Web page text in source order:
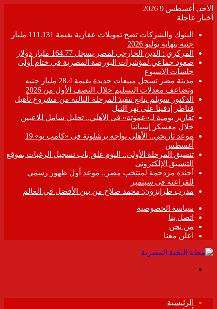
الأحد, أغسطس 9 2026
أخبار عاجلة
البنوك والشركات تضخ تمويلات عقارية بقيمة 111.131 مليار
جنيه بنهاية يوليو 2026
المركزي : الدين الخارجي لمصر يسجل 164.77 مليار دولار
صعود جماعي لمؤشرات البورصة المصرية في ختام أولى
جلسات الأسبوع
مدينة مصر تسجل مبيعات جديدة بقيمة 28.4 مليار جنيه
وتضاعف معدلات التسليم خلال النصف الأول من 2026
الدكتور سويلم يتابع تنفيذ المرحلة الثالثة من مشروع تأهيل
قناطر إدفينا على نهر النيل
تقارير يومية لـ«عموتة» فى الأهلي.. تحليل شامل للاعبين
خلال معسكر إسبانيا
موعد تاريخي.. الأهلي يواجه برشلونة فى «كامب نو» 19
أغسطس
تنسيق المرحلة الأولى.. اليوم غلق باب تسجيل الرغبات بموقع
التنسيق الإلكترونى
أجندة مزدحمة لمنتخب مصر.. موعد أول ظهور رسمي
للفراعنة فى سبتمبر
مدرب طرابزون: محمد صلاح من بين الأفضل فى العالم
سياسة الخصوصية
اتصل بنا
من نحن
اعلن معنا
الرئيسية